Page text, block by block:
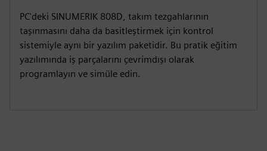
PC'deki SINUMERIK 808D, takım tezgahlarının
taşınmasını daha da basitleştirmek için kontrol
sistemiyle aynı bir yazılım paketidir. Bu pratik eğitim
yazılımında iş parçalarını çevrimdışı olarak
programlayın ve simüle edin.